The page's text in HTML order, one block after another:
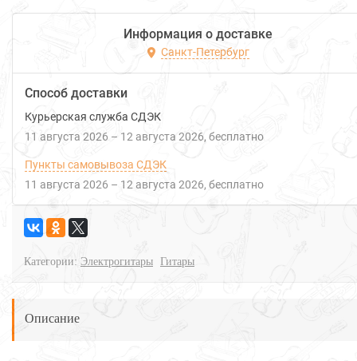
Информация о доставке
Санкт-Петербург
Способ доставки
Курьерская служба СДЭК
11 августа 2026 – 12 августа 2026 Бесплатно
Пункты самовывоза СДЭК
11 августа 2026 – 12 августа 2026 Бесплатно
Категории: Электрогитары Гитары
Описание